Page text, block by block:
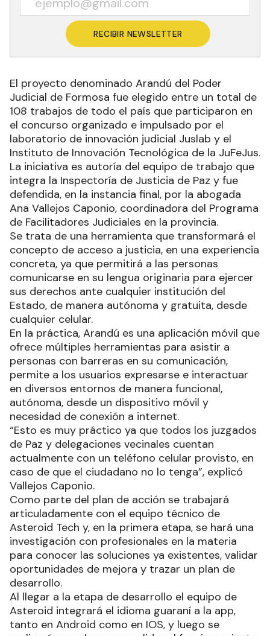
RECIBIR NEWSLETTER
El proyecto denominado Arandú del Poder
Judicial de Formosa fue elegido entre un total de
108 trabajos de todo el país que participaron en
el concurso organizado e impulsado por el
laboratorio de innovación judicial Juslab y el
Instituto de Innovación Tecnológica de la JuFeJus.
La iniciativa es autoría del equipo de trabajo que
integra la Inspectoría de Justicia de Paz y fue
defendida, en la instancia final, por la abogada
Ana Vallejos Caponio, coordinadora del Programa
de Facilitadores Judiciales en la provincia.
Se trata de una herramienta que transformará el
concepto de acceso a justicia, en una experiencia
concreta, ya que permitirá a las personas
comunicarse en su lengua originaria para ejercer
sus derechos ante cualquier institución del
Estado, de manera autónoma y gratuita, desde
cualquier celular.
En la práctica, Arandú es una aplicación móvil que
ofrece múltiples herramientas para asistir a
personas con barreras en su comunicación,
permite a los usuarios expresarse e interactuar
en diversos entornos de manera funcional,
autónoma, desde un dispositivo móvil y
necesidad de conexión a internet.
“Esto es muy práctico ya que todos los juzgados
de Paz y delegaciones vecinales cuentan
actualmente con un teléfono celular provisto, en
caso de que el ciudadano no lo tenga”, explicó
Vallejos Caponio.
Como parte del plan de acción se trabajará
articuladamente con el equipo técnico de
Asteroid Tech y, en la primera etapa, se hará una
investigación con profesionales en la materia
para conocer las soluciones ya existentes, validar
oportunidades de mejora y trazar un plan de
desarrollo.
Al llegar a la etapa de desarrollo el equipo de
Asteroid integrará el idioma guaraní a la app,
tanto en Android como en IOS, y luego se